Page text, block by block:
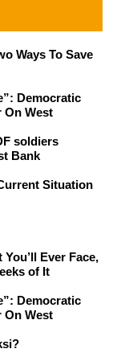
Ways To Save
Democratic
On West
soldiers
Bank
Situation
Ever Face,
of It
Democratic
On West